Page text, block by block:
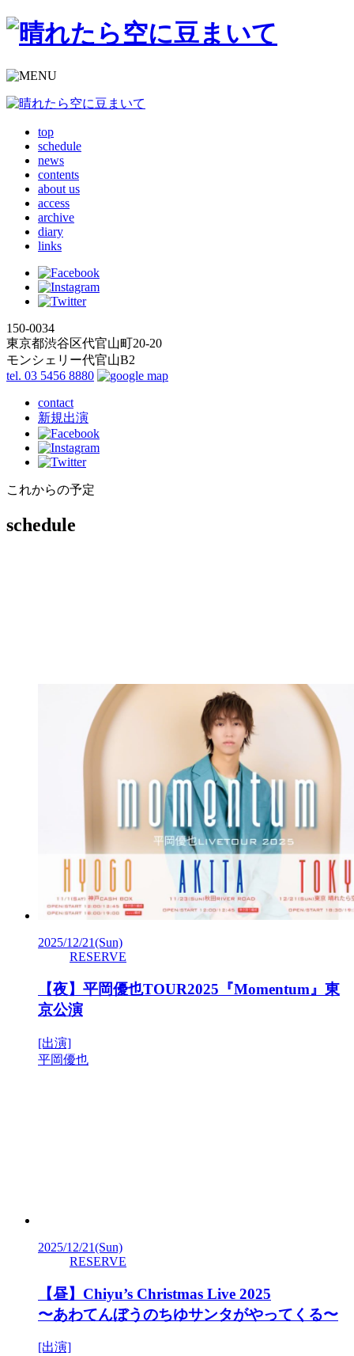
top
schedule
news
contents
about us
access
archive
diary
links
150-0034
東京都渋谷区代官山町20-20
モンシェリー代官山B2
tel. 03 5456 8880
contact
新規出演
これからの予定
schedule
2025/12/21(Sun)
RESERVE
【夜】平岡優也TOUR2025『Momentum』東
京公演
[出演]
平岡優也
2025/12/21(Sun)
RESERVE
【昼】Chiyu’s Christmas Live 2025
〜あわてんぼうのちゆサンタがやってくる〜
[出演]